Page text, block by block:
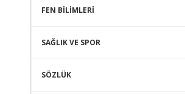
FEN BİLİMLERİ
SAĞLIK VE SPOR
SÖZLÜK